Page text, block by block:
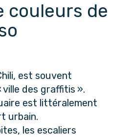
couleurs de
est souvent
ville des graffitis ».
est littéralement
urbain.
les escaliers